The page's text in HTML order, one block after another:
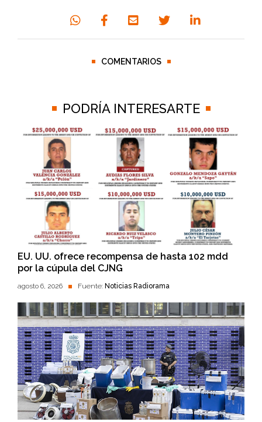
COMENTARIOS
PODRÍA INTERESARTE
EU. UU. ofrece recompensa de hasta 102 mdd
por la cúpula del CJNG
agosto 6, 2026 Fuente: Noticias Radiorama